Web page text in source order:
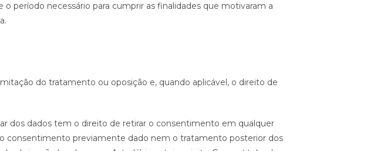
o período necessário para cumprir as finalidades que motivaram a
do tratamento ou oposição e, quando aplicável, o direito de
dos dados tem o direito de retirar o consentimento em qualquer
consentimento previamente dado nem o tratamento posterior dos